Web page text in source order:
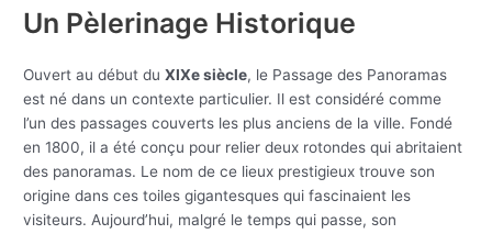
Un Pèlerinage Historique
Ouvert au début duXIXe siècle, le Passage des Panoramas
est né dans un contexte particulier. Il est considéré comme
l’un des passages couverts les plus anciens de la ville. Fondé
en 1800, il a été conçu pour relier deux rotondes qui abritaient
des panoramas. Le nom de ce lieux prestigieux trouve son
origine dans ces toiles gigantesques qui fascinaient les
visiteurs. Aujourd’hui, malgré le temps qui passe, son